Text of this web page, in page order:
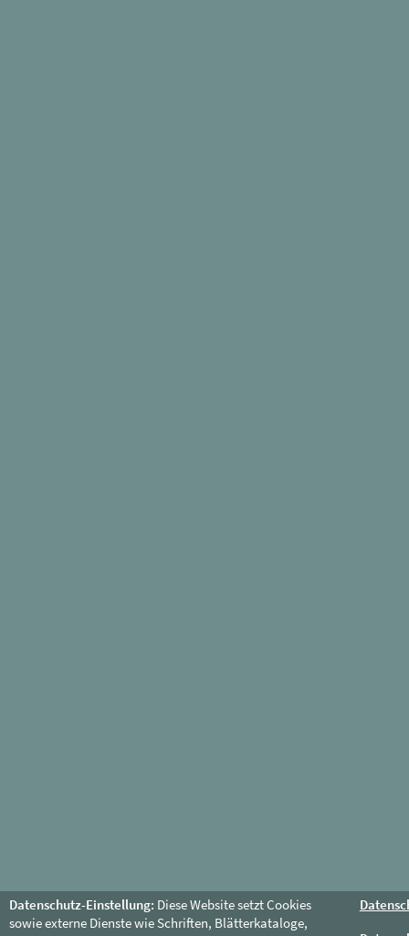
Datenschutz-Einstellung: Diese Website setzt Cookies
sowie externe Dienste wie Schriften, Blätterkataloge,